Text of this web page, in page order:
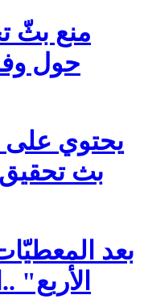
منع بثّ
حول
يحتوي على
بث تحقيق
بعد